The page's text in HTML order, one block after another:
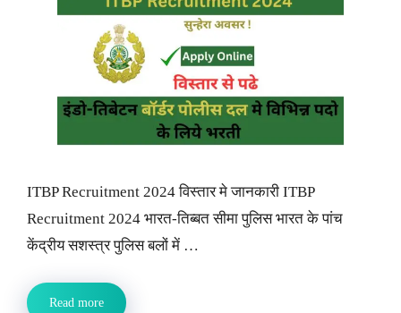
ITBP Recruitment 2024 विस्तार मे जानकारी ITBP
Recruitment 2024 भारत-तिब्बत सीमा पुलिस भारत के पांच
केंद्रीय सशस्त्र पुलिस बलों में …
Read more